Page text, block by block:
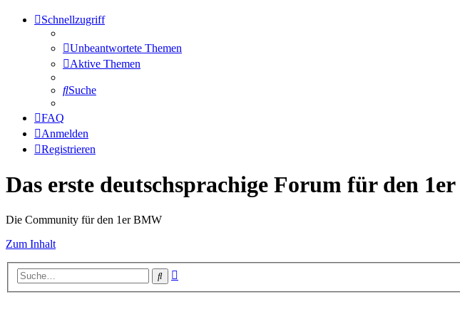
Schnellzugriff
Unbeantwortete Themen
Aktive Themen
Suche
FAQ
Anmelden
Registrieren
Das erste deutschsprachige Forum für den
Die Community für den 1er BMW
Zum Inhalt
Suche